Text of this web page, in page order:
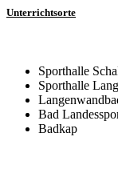
Unterrichtsorte
Sporthalle
Sporthalle
Bad
Badkap